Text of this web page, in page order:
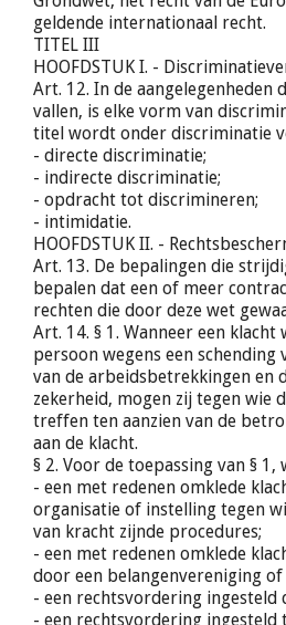
geldende internationaal recht.
TITEL III
HOOFDSTUK I. -
Art. 12. In de aangelegenheden
vallen, is elke vorm van
titel wordt onder discriminatie
- directe discriminatie;
- indirecte discriminatie;
- opdracht tot discrimineren;
- intimidatie.
HOOFDSTUK II. -
Art. 13. De bepalingen die
bepalen dat een of meer
rechten die door deze wet
Art. 14. § 1. Wanneer een
persoon wegens een
van de arbeidsbetrekkingen en
zekerheid, mogen zij tegen wie
treffen ten aanzien van de
aan de klacht.
§ 2. Voor de toepassing van §
- een met redenen omklede
organisatie of instelling tegen
van kracht zijnde procedures;
- een met redenen omklede
door een belangenvereniging
- een rechtsvordering ingesteld
- een rechtsvordering ingesteld